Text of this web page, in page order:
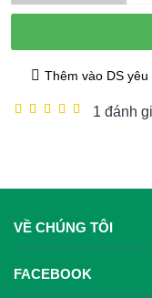
Thêm vào DS yêu
1 đánh
VỀ CHÚNG TÔI
FACEBOOK